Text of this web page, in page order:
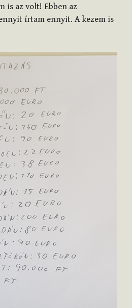
is az volt! Ebben az
írtam ennyit. A kezem is